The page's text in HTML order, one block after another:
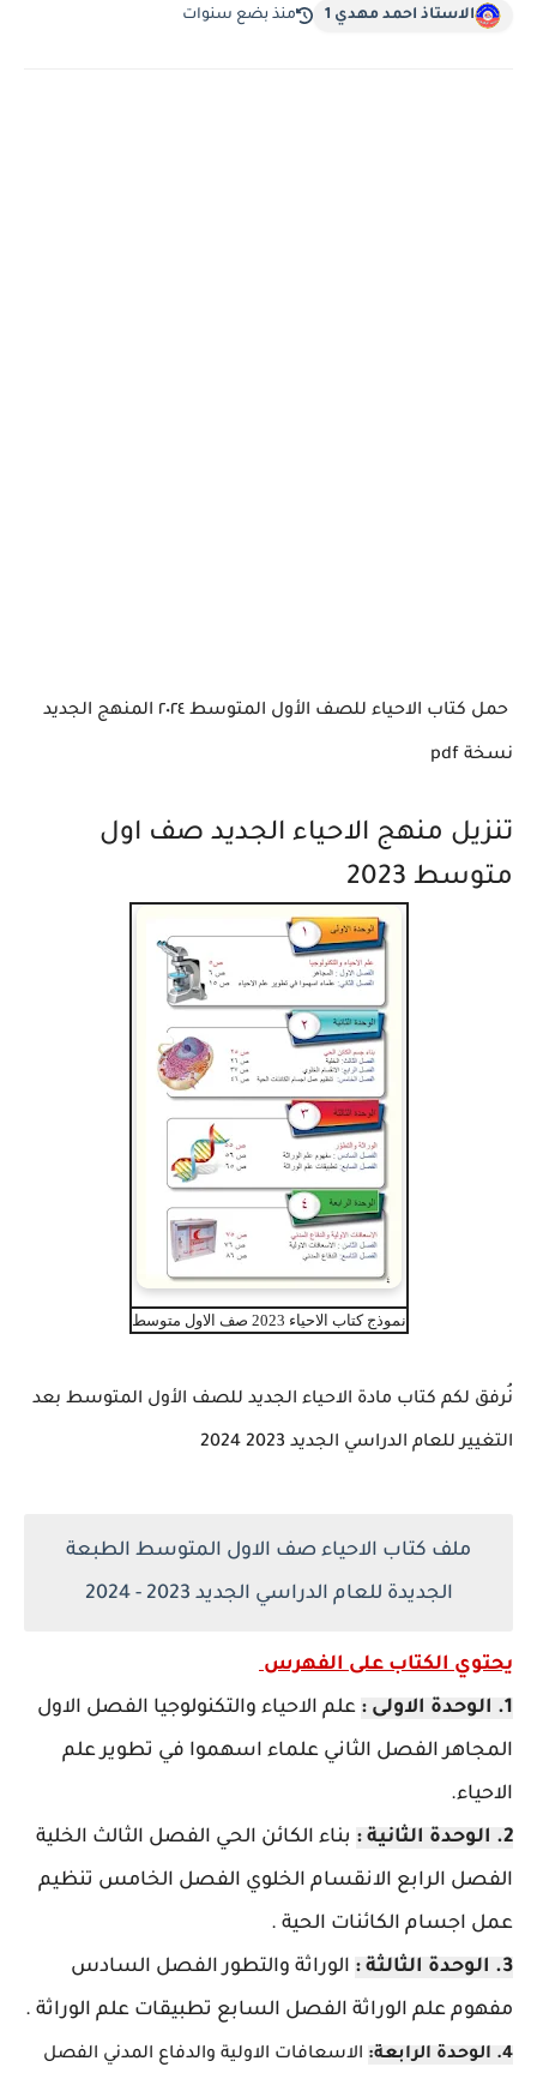
الاستاذ احمد مهدي 1 منذ بضع سنوات
حمل كتاب الاحياء للصف الأول المتوسط ٢٠٢٤ المنهج الجديد
نسخة pdf
تنزيل منهج الاحياء الجديد صف اول
متوسط 2023
نموذج كتاب الاحياء 2023 صف الاول متوسط
نُرفق لكم كتاب مادة الاحياء الجديد للصف الأول المتوسط بعد
التغيير للعام الدراسي الجديد 2023 2024
ملف كتاب الاحياء صف الاول المتوسط الطبعة
الجديدة للعام الدراسي الجديد 2023 - 2024
يحتوي الكتاب على الفهرس
1. الوحدة الاولى :
علم الاحياء والتكنولوجيا الفصل الاول
المجاهر الفصل الثاني علماء اسهموا في تطوير علم
الاحياء.
2. الوحدة الثانية :
بناء الكائن الحي الفصل الثالث الخلية
الفصل الرابع الانقسام الخلوي الفصل الخامس تنظيم
عمل اجسام الكائنات الحية .
3. الوحدة الثالثة :
الوراثة والتطور الفصل السادس
مفهوم علم الوراثة الفصل السابع تطبيقات علم الوراثة .
4. الوحدة الرابعة: الاسعافات الاولية والدفاع المدني الفصل